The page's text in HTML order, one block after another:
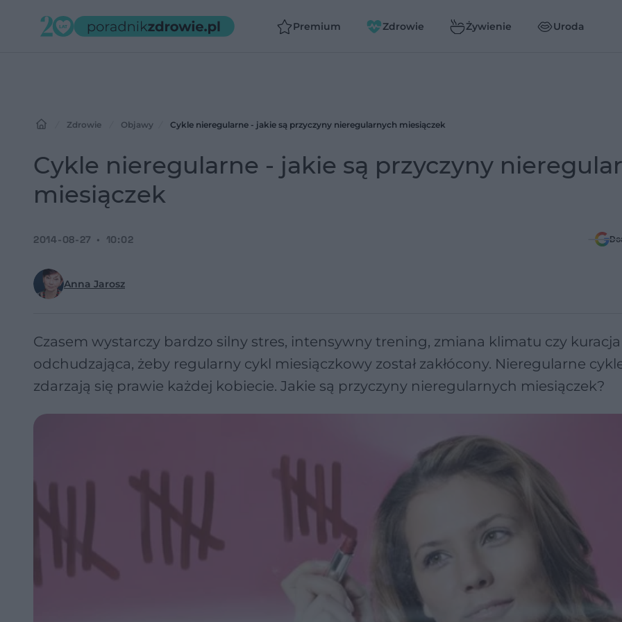
Premium Zdrowie Żywienie Uroda
Zdrowie Objawy Cykle nieregularne - jakie są przyczyny nieregularnych miesiączek
Cykle nieregularne - jakie są przyczyny
miesiączek
Anna Jarosz
2014-08-27 10:02
Czasem wystarczy bardzo silny stres, intensywny trening, zmiana klimatu czy kuracja
odchudzająca, żeby regularny cykl miesiączkowy został zakłócony. Nieregularne
zdarzają się prawie każdej kobiecie. Jakie są przyczyny nieregularnych miesiączek?